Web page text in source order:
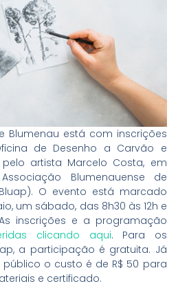
Blumenau está com inscrições
de Desenho a Carvão e
artista Marcelo Costa, em
Blumenauense de
O evento está marcado
um sábado, das 8h30 às 12h e
inscrições e a programação
clicando aqui. Para os
a participação é gratuita. Já
o custo é de R$ 50 para
e certificado.